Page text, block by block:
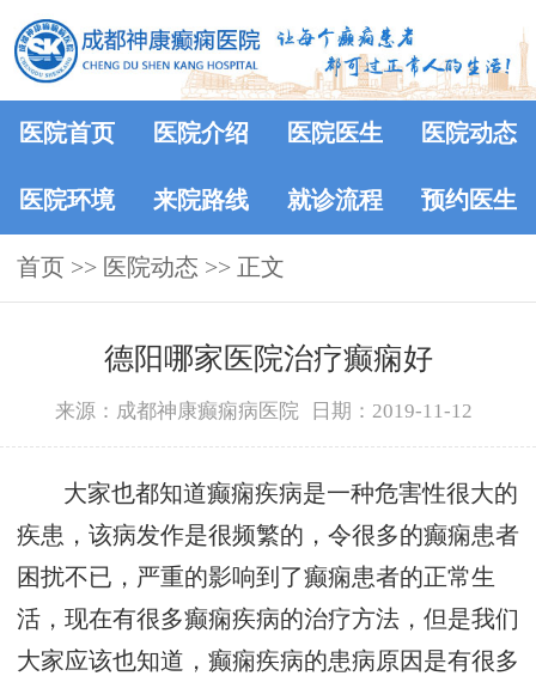
医院首页 医院介绍 医院医生 医院动态
医院环境 来院路线 就诊流程 预约医生
首页 >> 医院动态 >> 正文
德阳哪家医院治疗癫痫好
来源：成都神康癫痫病医院 日期：2019-11-12
大家也都知道癫痫疾病是一种危害性很大的
疾患，该病发作是很频繁的，令很多的癫痫患者
困扰不已，严重的影响到了癫痫患者的正常生
活，现在有很多癫痫疾病的治疗方法，但是我们
大家应该也知道，癫痫疾病的患病原因是有很多